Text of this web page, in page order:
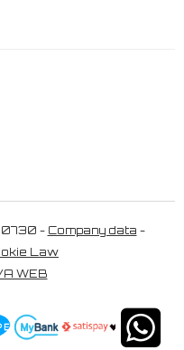
- Company data -
Law
WEB